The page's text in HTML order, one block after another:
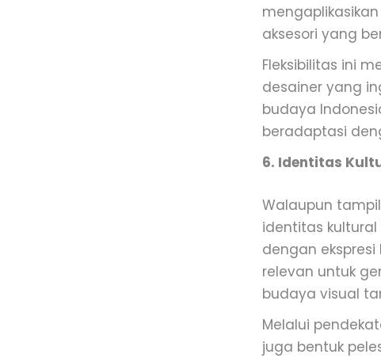
aksesori yang
Fleksibilitas ini
desainer yang
budaya
beradaptasi
6. Identitas
Walaupun
identitas
dengan
relevan untuk
budaya visual
Melalui
juga bentuk